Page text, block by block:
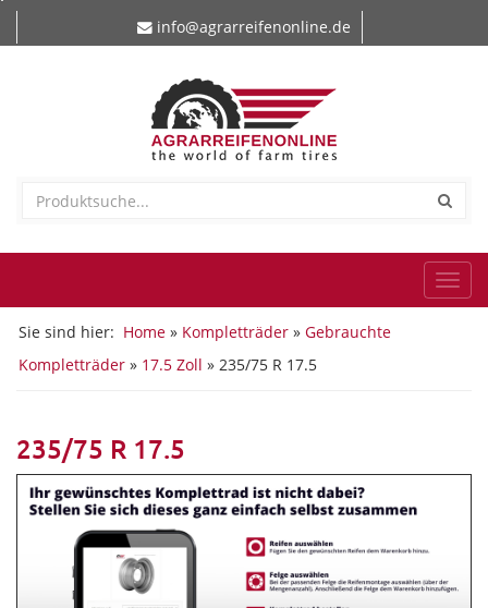
info@agrarreifenonline.de
Sie sind hier: Home » Kompletträder » Gebrauchte
Kompletträder » 17.5 Zoll » 235/75 R 17.5
235/75 R 17.5